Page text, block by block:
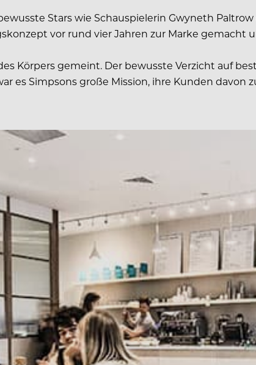
Stars wie Schauspielerin Gwyneth
vor rund vier Jahren zur Marke
Körpers gemeint. Der bewusste Verzicht auf
es Simpsons große Mission, ihre Kunden davon